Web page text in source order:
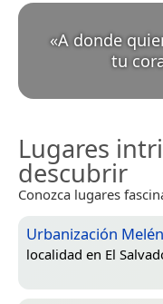
«A donde
tu
Lugares
descubrir
Conozca lugares
Urbanización
localidad en El